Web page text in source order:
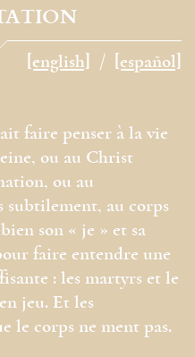
[english] [español]
faire penser à la vie
ou au Christ
ou au
subtilement, au corps
son « je » et sa
faire entendre une
: les martyrs et le
jeu. Et les
le corps ne ment pas.